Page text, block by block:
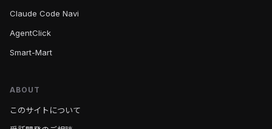
Claude Code Navi
AgentClick
Smart-Mart
ABOUT
このサイトについて